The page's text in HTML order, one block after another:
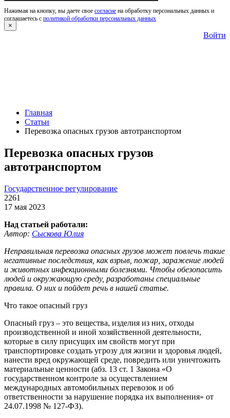
Нажимая на кнопку, вы даете свое согласие на обработку персональных данных и
соглашаетесь с политикой обработки персональных данных
×
Войти
Главная
Статьи
Перевозка опасных грузов автотранспортом
Перевозка опасных грузов
автотранспортом
Государственное регулирование
2261
17 мая 2023
Над статьей работали:
Автор: Сыскова Юлия
Неправильная перевозка опасных грузов может повлечь такие
негативные последствия, как взрыв, пожар, заражение людей
и животных инфекционными болезнями. Чтобы обезопасить
людей и окружающую среду, разработаны специальные
правила. О них и пойдет речь в нашей статье.
Что такое опасный груз
Опасный груз – это вещества, изделия из них, отходы
производственной и иной хозяйственной деятельности,
которые в силу присущих им свойств могут при
транспортировке создать угрозу для жизни и здоровья людей,
нанести вред окружающей среде, повредить или уничтожить
материальные ценности (абз. 13 ст. 1 Закона «О
государственном контроле за осуществлением
международных автомобильных перевозок и об
ответственности за нарушение порядка их выполнения» от
24.07.1998 № 127-ФЗ).